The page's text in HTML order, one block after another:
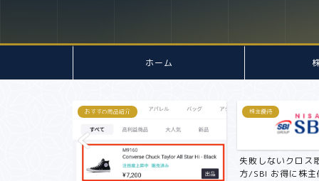
ホーム
おすすめ商品紹介 株主優待
失敗しないクロス
方/SBI お得に株